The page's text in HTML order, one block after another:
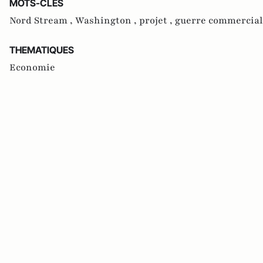
MOTS-CLES
Nord Stream , Washington , projet , guerre
THEMATIQUES
Economie